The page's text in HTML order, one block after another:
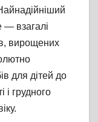
— взагалі
вирощених
для дітей до
і грудного